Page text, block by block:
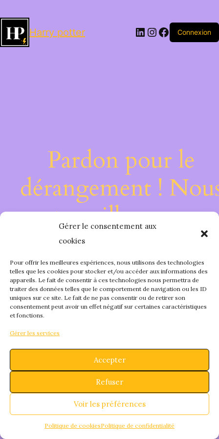
Gérer le consentement aux
cookies
Pour offrir les meilleures expériences, nous utilisons des technologies
telles que les cookies pour stocker et/ou accéder aux informations des
appareils. Le fait de consentir à ces technologies nous permettra de
traiter des données telles que le comportement de navigation ou les ID
uniques sur ce site. Le fait de ne pas consentir ou de retirer son
consentement peut avoir un effet négatif sur certaines caractéristiques
et fonctions.
Gérer les services
Accepter
Refuser
Voir les préférences
Politique de cookiesPolitique de confidentialité
Harry potter LinkedIn
Instagram
Facebook
Connexion
Pardon pour le
dérangement !
travaillons sur
quelque chose de
fantastique –
bientôt !